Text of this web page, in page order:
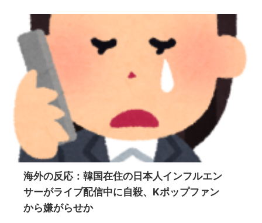
海外の反応：韓国在住の日本人インフルエン
サーがライブ配信中に自殺、Kポップファン
から嫌がらせか